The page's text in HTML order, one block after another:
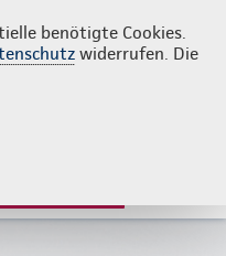
benötigte Cookies.
widerrufen. Die
02452 5055